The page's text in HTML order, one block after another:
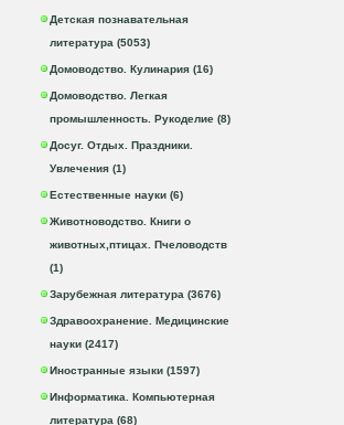
Детская познавательная
литература (5053)
Домоводство. Кулинария (16)
Домоводство. Легкая
промышленность. Рукоделие (8)
Досуг. Отдых. Праздники.
Увлечения (1)
Естественные науки (6)
Животноводство. Книги о
животных,птицах. Пчеловодств
(1)
Зарубежная литература (3676)
Здравоохранение. Медицинские
науки (2417)
Иностранные языки (1597)
Информатика. Компьютерная
литература (68)